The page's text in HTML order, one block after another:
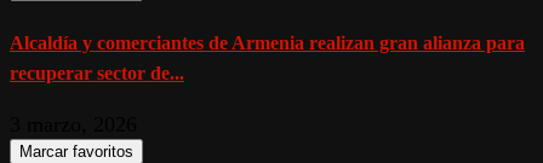
Alcaldía y comerciantes de Armenia realizan gran alianza para
recuperar sector de...
Marcar favoritos